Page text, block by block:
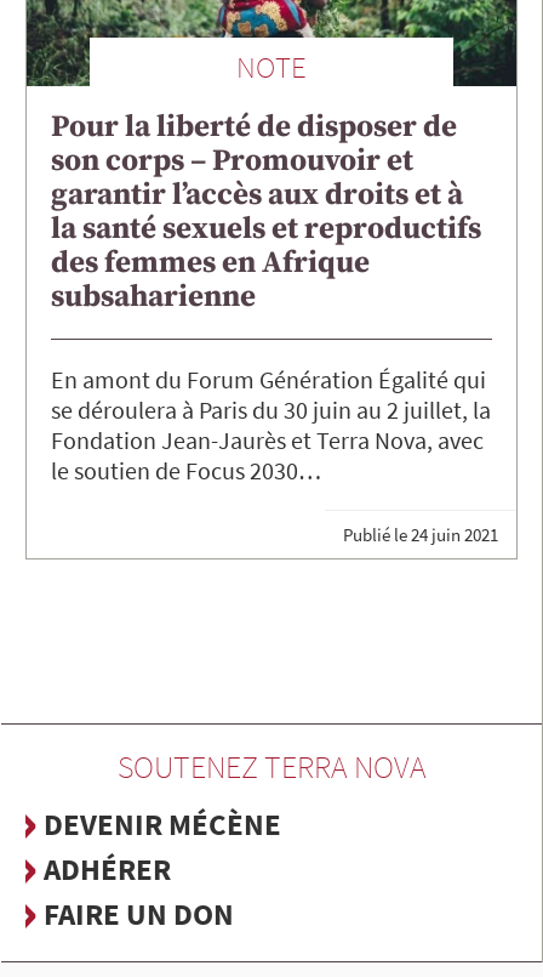
NOTE
Pour la liberté de disposer de
son corps – Promouvoir et
garantir l’accès aux droits et à
la santé sexuels et reproductifs
des femmes en Afrique
subsaharienne
En amont du Forum Génération Égalité qui
se déroulera à Paris du 30 juin au 2 juillet, la
Fondation Jean-Jaurès et Terra Nova, avec
le soutien de Focus 2030…
Publié le24 juin 2021
SOUTENEZ TERRA NOVA
DEVENIR MÉCÈNE
ADHÉRER
FAIRE UN DON